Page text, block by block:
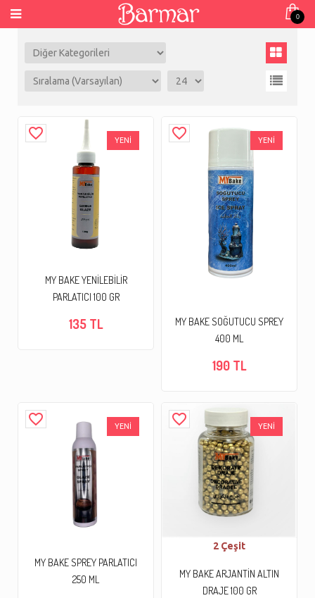
0
favorite_border YENİ
MY BAKE YENİLEBİLİR
PARLATICI 100 GR
135 TL
favorite_border YENİ
MY BAKE SOĞUTUCU SPREY
400 ML
190 TL
favorite_border YENİ
MY BAKE SPREY PARLATICI
250 ML
favorite_border YENİ
2 Çeşit
MY BAKE ARJANTİN ALTIN
DRAJE 100 GR